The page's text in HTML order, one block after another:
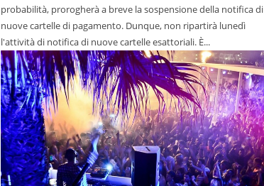
probabilità, prorogherà a breve la sospensione della notifica di
nuove cartelle di pagamento. Dunque, non ripartirà lunedì
l'attività di notifica di nuove cartelle esattoriali. È...